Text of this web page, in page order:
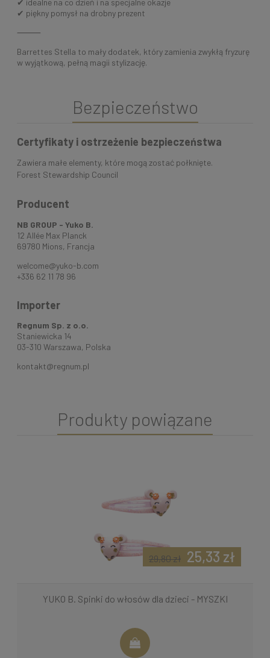
✔ piękny pomysł na drobny prezent
⸻
Barrettes Stella to mały dodatek, który zamienia zwykłą fryzurę
w wyjątkową, pełną magii stylizację.
Bezpieczeństwo
Certyfikaty i ostrzeżenie bezpieczeństwa
Zawiera małe elementy, które mogą zostać połknięte.
Forest Stewardship Council
Producent
NB GROUP - Yuko B.
12 Allée Max Planck
69780 Mions, Francja
welcome@yuko-b.com
+336 62 11 78 96
Importer
Regnum Sp. z o.o.
Staniewicka 14
03-310 Warszawa, Polska
kontakt@regnum.pl
Produkty powiązane
YUKO B. Spinki do włosów dla dzieci - MYSZKI
25,33 zł
29,80 zł